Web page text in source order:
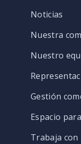
Noticias
Nuestra
Nuestro
Gestión
Espacio
Trabaja